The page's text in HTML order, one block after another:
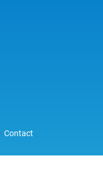
Contact